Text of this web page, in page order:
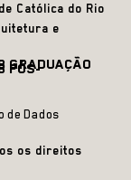
Católica do Rio
e
PÓS-
de Dados
os direitos